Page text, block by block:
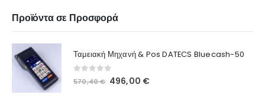
Προϊόντα σε Προσφορά
Ταμειακή Μηχανή & Pos DATECS Bluecash-50
out of 5
570,40€ 496,00 €